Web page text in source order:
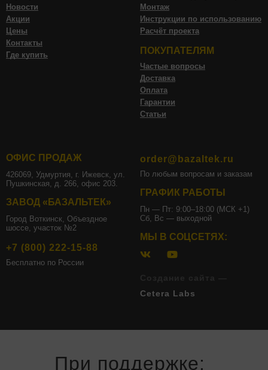
Новости
Акции
Цены
Контакты
Где купить
Монтаж
Инструкции по использованию
Расчёт проекта
ПОКУПАТЕЛЯМ
Частые вопросы
Доставка
Оплата
Гарантии
Статьи
ОФИС ПРОДАЖ
426069, Удмуртия, г. Ижевск, ул.
Пушкинская, д. 266, офис 203.
ЗАВОД «БАЗАЛЬТЕК»
Город Воткинск, Объездное
шоссе, участок №2
+7 (800) 222-15-88
Бесплатно по России
order@bazaltek.ru
По любым вопросам и заказам
ГРАФИК РАБОТЫ
Пн — Пт: 9:00–18:00 (МСК +1)
Сб, Вс — выходной
МЫ В СОЦСЕТЯХ:
Cetera Labs
При поддержке: